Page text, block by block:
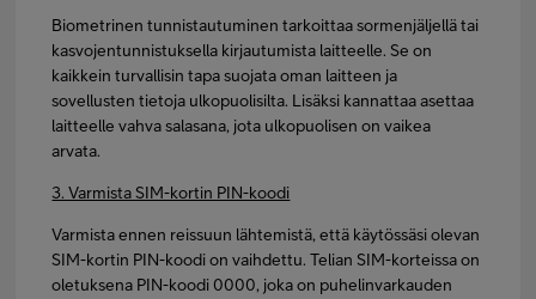
Biometrinen tunnistautuminen tarkoittaa sormenjäljellä tai
kasvojentunnistuksella kirjautumista laitteelle. Se on
kaikkein turvallisin tapa suojata oman laitteen ja
sovellusten tietoja ulkopuolisilta. Lisäksi kannattaa asettaa
laitteelle vahva salasana, jota ulkopuolisen on vaikea
arvata.
3. Varmista SIM-kortin PIN-koodi
Varmista ennen reissuun lähtemistä, että käytössäsi olevan
SIM-kortin PIN-koodi on vaihdettu. Telian SIM-korteissa on
oletuksena PIN-koodi 0000, joka on puhelinvarkauden